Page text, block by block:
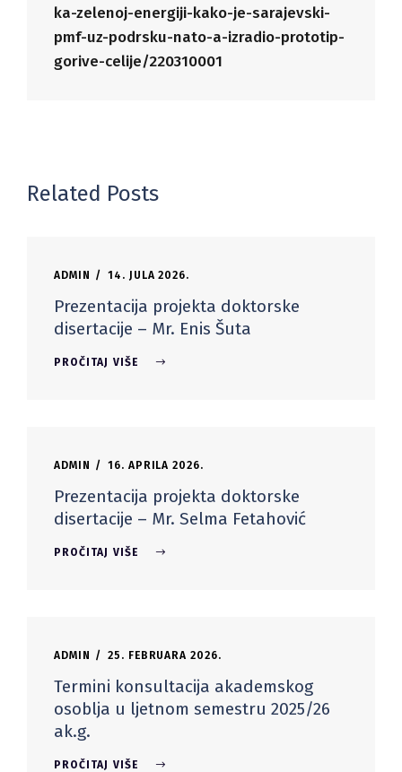
ka-zelenoj-energiji-kako-je-sarajevski-
pmf-uz-podrsku-nato-a-izradio-prototip-
gorive-celije/220310001
Related Posts
ADMIN 14. JULA 2026.
Prezentacija projekta doktorske
disertacije – Mr. Enis Šuta
PROČITAJ VIŠE
ADMIN 16. APRILA 2026.
Prezentacija projekta doktorske
disertacije – Mr. Selma Fetahović
PROČITAJ VIŠE
ADMIN 25. FEBRUARA 2026.
Termini konsultacija akademskog
osoblja u ljetnom semestru 2025/26
ak.g.
PROČITAJ VIŠE